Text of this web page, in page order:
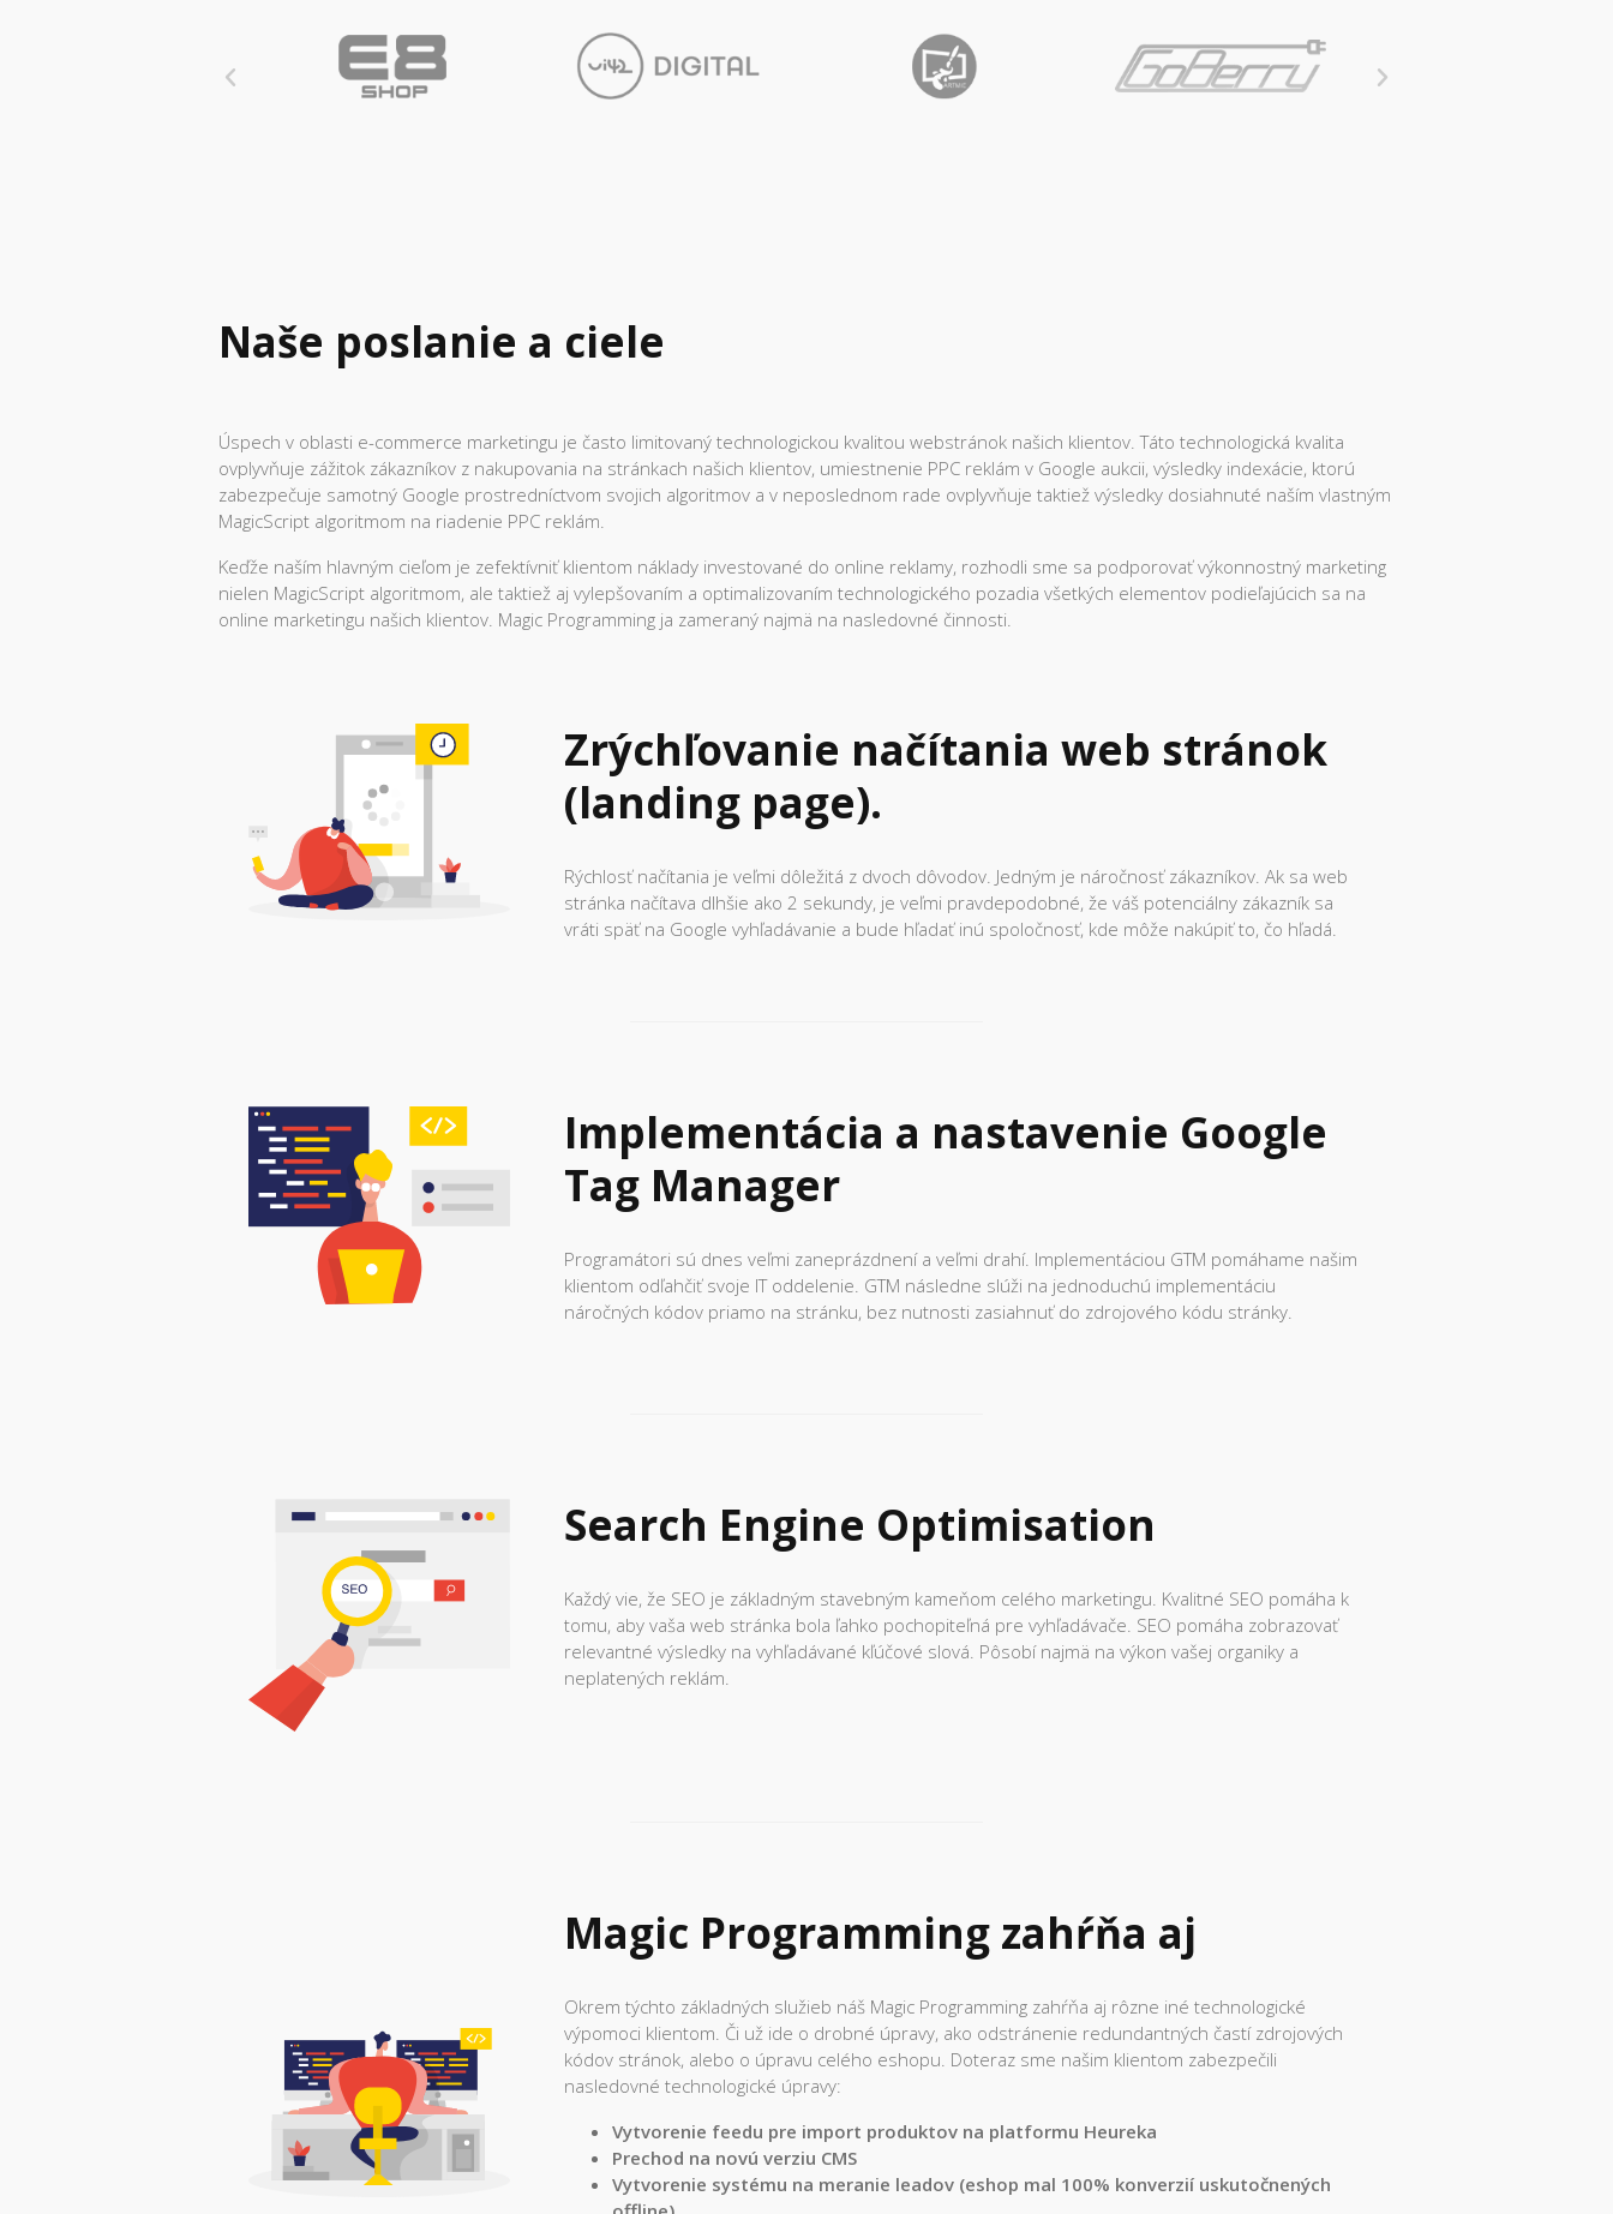
Naše poslanie a ciele
Úspech v oblasti e-commerce marketingu je často limitovaný technologickou kvalitou webstránok našich klientov. Táto technologická kvalita
ovplyvňuje zážitok zákazníkov z nakupovania na stránkach našich klientov, umiestnenie PPC reklám v Google aukcii, výsledky indexácie, ktorú
zabezpečuje samotný Google prostredníctvom svojich algoritmov a v neposlednom rade ovplyvňuje taktiež výsledky dosiahnuté naším vlastným
MagicScript algoritmom na riadenie PPC reklám.
Keďže naším hlavným cieľom je zefektívniť klientom náklady investované do online reklamy, rozhodli sme sa podporovať výkonnostný marketing
nielen MagicScript algoritmom, ale taktiež aj vylepšovaním a optimalizovaním technologického pozadia všetkých elementov podieľajúcich sa na
online marketingu našich klientov. Magic Programming ja zameraný najmä na nasledovné činnosti.
Zrýchľovanie načítania web stránok
(landing page).
Rýchlosť načítania je veľmi dôležitá z dvoch dôvodov. Jedným je náročnosť zákazníkov. Ak sa web
stránka načítava dlhšie ako 2 sekundy, je veľmi pravdepodobné, že váš potenciálny zákazník sa
vráti späť na Google vyhľadávanie a bude hľadať inú spoločnosť, kde môže nakúpiť to, čo hľadá.
Implementácia a nastavenie Google
Tag Manager
Programátori sú dnes veľmi zaneprázdnení a veľmi drahí. Implementáciou GTM pomáhame našim
klientom odľahčiť svoje IT oddelenie. GTM následne slúži na jednoduchú implementáciu
náročných kódov priamo na stránku, bez nutnosti zasiahnuť do zdrojového kódu stránky.
Search Engine Optimisation
Každý vie, že SEO je základným stavebným kameňom celého marketingu. Kvalitné SEO pomáha k
tomu, aby vaša web stránka bola ľahko pochopiteľná pre vyhľadávače. SEO pomáha zobrazovať
relevantné výsledky na vyhľadávané kľúčové slová. Pôsobí najmä na výkon vašej organiky a
neplatených reklám.
Magic Programming zahŕňa aj
Okrem týchto základných služieb náš Magic Programming zahŕňa aj rôzne iné technologické
výpomoci klientom. Či už ide o drobné úpravy, ako odstránenie redundantných častí zdrojových
kódov stránok, alebo o úpravu celého eshopu. Doteraz sme našim klientom zabezpečili
nasledovné technologické úpravy:
Vytvorenie feedu pre import produktov na platformu Heureka
Prechod na novú verziu CMS
Vytvorenie systému na meranie leadov (eshop mal 100% konverzií uskutočnených